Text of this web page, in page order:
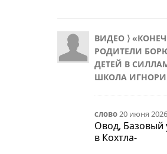
ВИДЕО ⟩
РОДИТЕЛИ
ДЕТЕЙ В
ШКОЛА
слово20 июня
Овод, Базовый
в Кохтла-